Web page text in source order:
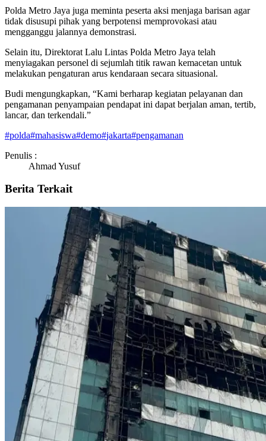
Polda Metro Jaya juga meminta peserta aksi menjaga barisan agar
tidak disusupi pihak yang berpotensi memprovokasi atau
mengganggu jalannya demonstrasi.
Selain itu, Direktorat Lalu Lintas Polda Metro Jaya telah
menyiagakan personel di sejumlah titik rawan kemacetan untuk
melakukan pengaturan arus kendaraan secara situasional.
Budi mengungkapkan, “Kami berharap kegiatan pelayanan dan
pengamanan penyampaian pendapat ini dapat berjalan aman, tertib,
lancar, dan terkendali.”
#polda#mahasiswa#demo#jakarta#pengamanan
Penulis :
Ahmad Yusuf
Berita Terkait